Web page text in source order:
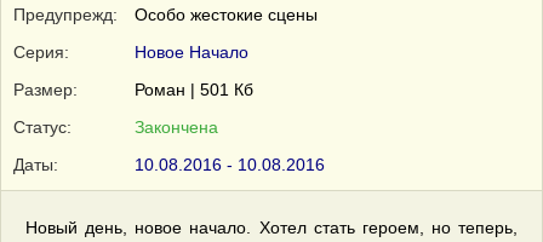
Предупрежд:
Особо жестокие сцены
Серия:
Новое Начало
Размер:
Роман | 501 Кб
Статус:
Закончена
Даты:
10.08.2016 - 10.08.2016
Новый день, новое начало. Хотел стать героем, но теперь,